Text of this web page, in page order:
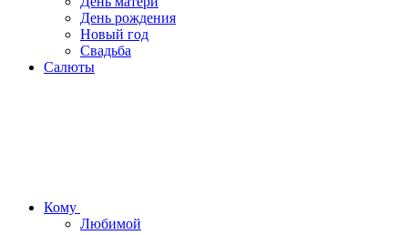
День рождения
Новый год
Свадьба
Салюты
Кому
Любимой